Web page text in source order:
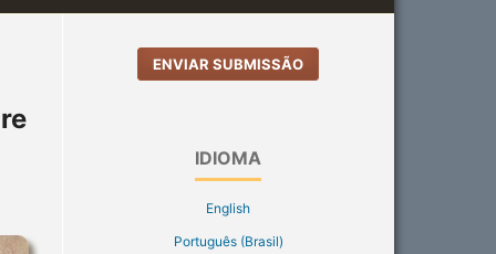
ENVIAR SUBMISSÃO
IDIOMA
English
Português (Brasil)